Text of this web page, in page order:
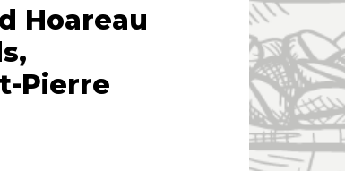
Hoareau
Pierre